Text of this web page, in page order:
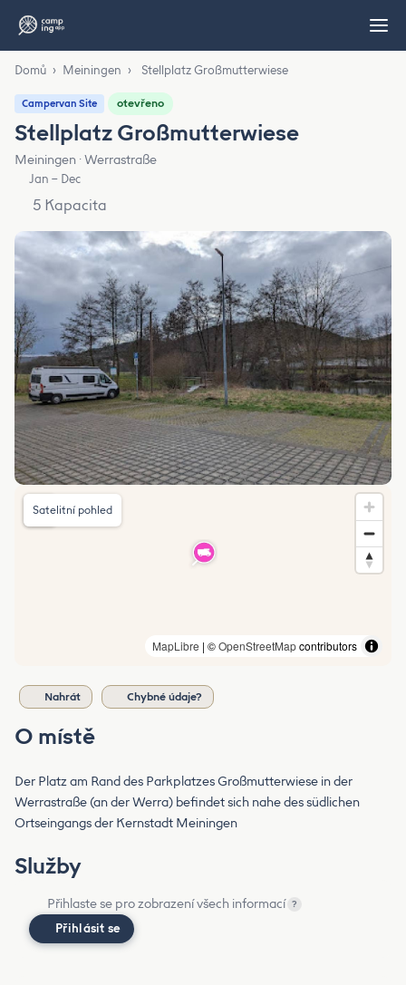
Domů › Meiningen › Stellplatz Großmutterwiese
Campervan Site otevřeno
Stellplatz Großmutterwiese
Meiningen · Werrastraße
Jan – Dec
5 Kapacita
MapLibre | ©OpenStreetMapcontributors
Satelitní pohled
Nahrát Chybné údaje?
O místě
Der Platz am Rand des Parkplatzes Großmutterwiese in der
Werrastraße (an der Werra) befindet sich nahe des südlichen
Ortseingangs der Kernstadt Meiningen
Služby
Přihlaste se pro zobrazení všech informací ?
Přihlásit se